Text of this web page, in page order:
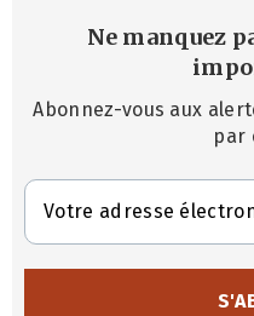
Ne manquez
Abonnez-vous aux
par